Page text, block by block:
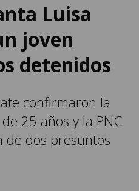
Luisa
joven
detenidos
confirmaron la
25 años y la PNC
de dos presuntos